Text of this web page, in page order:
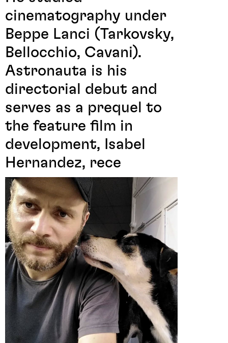
cinematography under
Beppe Lanci (Tarkovsky,
Bellocchio, Cavani).
Astronauta is his
directorial debut and
serves as a prequel to
the feature film in
development, Isabel
Hernandez, rece